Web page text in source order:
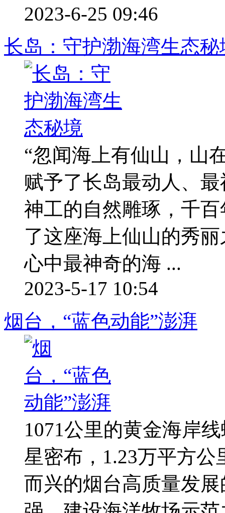
2023-6-25 09:46
长岛：守护渤海湾生态秘
“忽闻海上有仙山，山
赋予了长岛最动人、
神工的自然雕琢，千
了这座海上仙山的秀
心中最神奇的海 ...
2023-5-17 10:54
烟台，“蓝色动能”澎湃
1071公里的黄金海岸
星密布，1.23万平方
而兴的烟台高质量发